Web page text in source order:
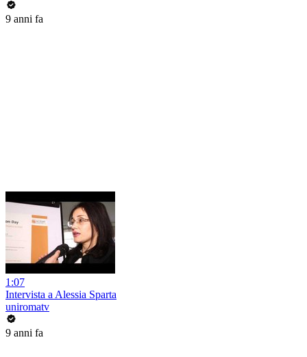
9 anni fa
1:07
Intervista a Alessia Sparta
uniromatv
9 anni fa